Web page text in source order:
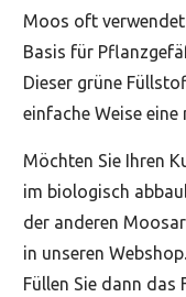
Moos oft
Basis für
Dieser grüne
einfache Weise
Möchten Sie Ihren
im biologisch
der anderen
in unseren
Füllen Sie dann das